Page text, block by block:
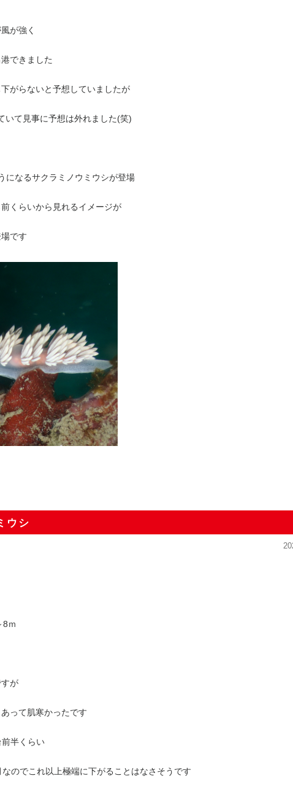
が強く
できました
がらないと予想していましたが
て見事に予想は外れました(笑)
になるサクラミノウミウシが登場
くらいから見れるイメージが
です
ウシ
ｍ
が
って肌寒かったです
半くらい
のでこれ以上極端に下がることはなさそうです